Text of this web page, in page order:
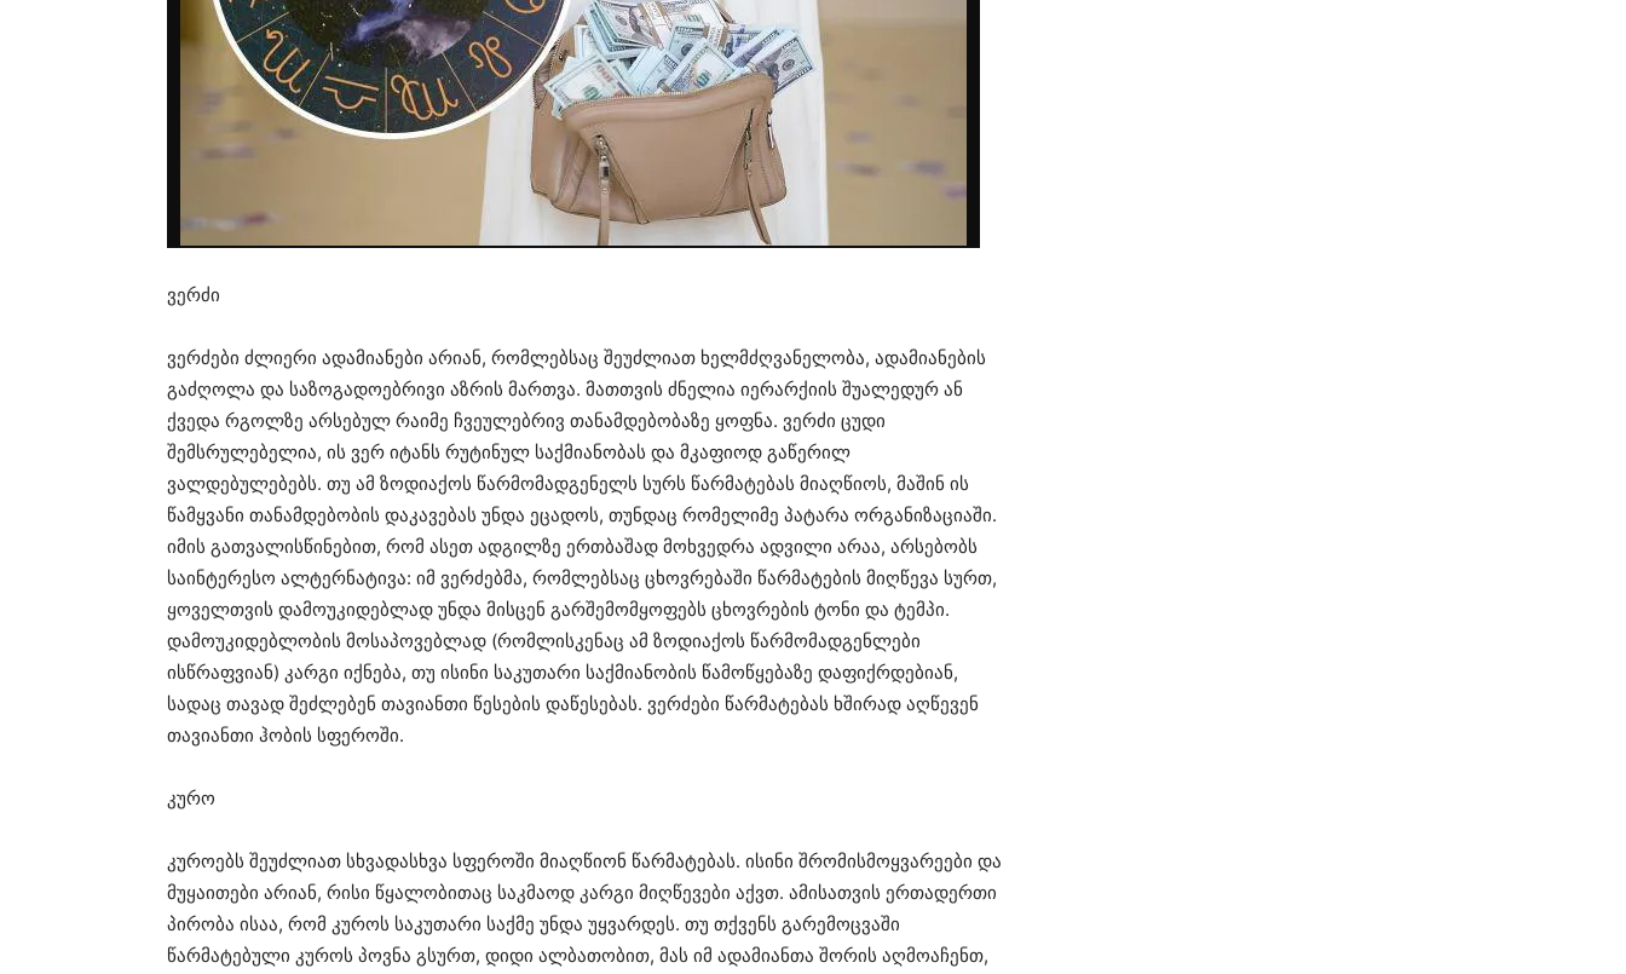
ვერძი
ვერძები ძლიერი ადამიანები არიან, რომლებსაც შეუძლიათ ხელმძღვანელობა, ადამიანების
გაძღოლა და საზოგადოებრივი აზრის მართვა. მათთვის ძნელია იერარქიის შუალედურ ან
ქვედა რგოლზე არსებულ რაიმე ჩვეულებრივ თანამდებობაზე ყოფნა. ვერძი ცუდი
შემსრულებელია, ის ვერ იტანს რუტინულ საქმიანობას და მკაფიოდ გაწერილ
ვალდებულებებს. თუ ამ ზოდიაქოს წარმომადგენელს სურს წარმატებას მიაღწიოს, მაშინ ის
წამყვანი თანამდებობის დაკავებას უნდა ეცადოს, თუნდაც რომელიმე პატარა ორგანიზაციაში.
იმის გათვალისწინებით, რომ ასეთ ადგილზე ერთბაშად მოხვედრა ადვილი არაა, არსებობს
საინტერესო ალტერნატივა: იმ ვერძებმა, რომლებსაც ცხოვრებაში წარმატების მიღწევა სურთ,
ყოველთვის დამოუკიდებლად უნდა მისცენ გარშემომყოფებს ცხოვრების ტონი და ტემპი.
დამოუკიდებლობის მოსაპოვებლად (რომლისკენაც ამ ზოდიაქოს წარმომადგენლები
ისწრაფვიან) კარგი იქნება, თუ ისინი საკუთარი საქმიანობის წამოწყებაზე დაფიქრდებიან,
სადაც თავად შეძლებენ თავიანთი წესების დაწესებას. ვერძები წარმატებას ხშირად აღწევენ
თავიანთი ჰობის სფეროში.
კურო
კუროებს შეუძლიათ სხვადასხვა სფეროში მიაღწიონ წარმატებას. ისინი შრომისმოყვარეები და
მუყაითები არიან, რისი წყალობითაც საკმაოდ კარგი მიღწევები აქვთ. ამისათვის ერთადერთი
პირობა ისაა, რომ კუროს საკუთარი საქმე უნდა უყვარდეს. თუ თქვენს გარემოცვაში
წარმატებული კუროს პოვნა გსურთ, დიდი ალბათობით, მას იმ ადამიანთა შორის აღმოაჩენთ,